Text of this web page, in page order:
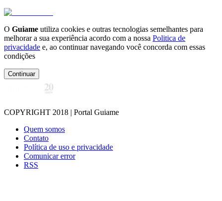
O Guiame utiliza cookies e outras tecnologias semelhantes para
melhorar a sua experiência acordo com a nossa Politica de
privacidade e, ao continuar navegando você concorda com essas
condições
Continuar
COPYRIGHT 2018 | Portal Guiame
Quem somos
Contato
Política de uso e privacidade
Comunicar error
RSS